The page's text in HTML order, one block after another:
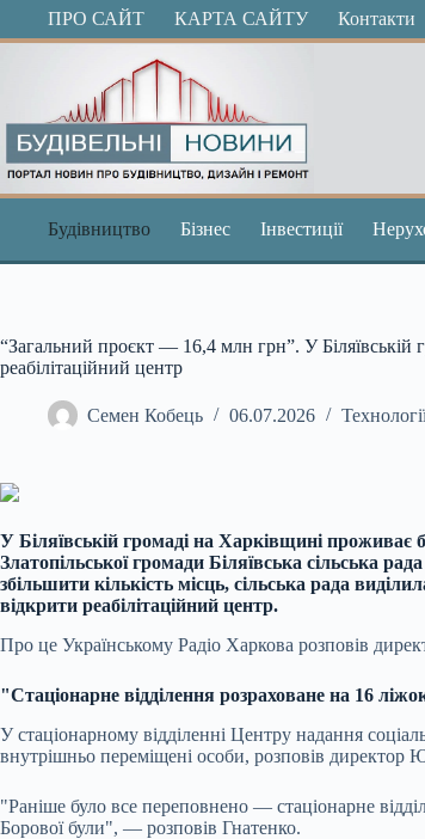
ПерейтиПРО САЙТ КАРТА САЙТУ Контакти
Будівництво Бізнес Інвестиції
“Загальний проєкт — 16,4 млн грн”. У
реабілітаційний центр
Семен Кобець 06.07.2026
У Біляївській громаді на Харківщині
Златопільської громади Біляївська сільська
збільшити кількість місць, сільська рада
відкрити реабілітаційний центр.
Про це Українському Радіо Харкова розповів
"Стаціонарне відділення розраховане на 16
У стаціонарному відділенні Центру надання
внутрішньо переміщені особи, розповів директор
"Раніше було все переповнено — стаціонарне
Борової були", — розповів Гнатенко.